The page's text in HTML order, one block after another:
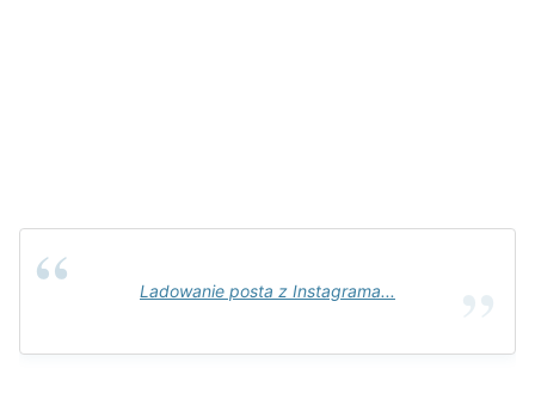
Ladowanie posta z Instagrama...